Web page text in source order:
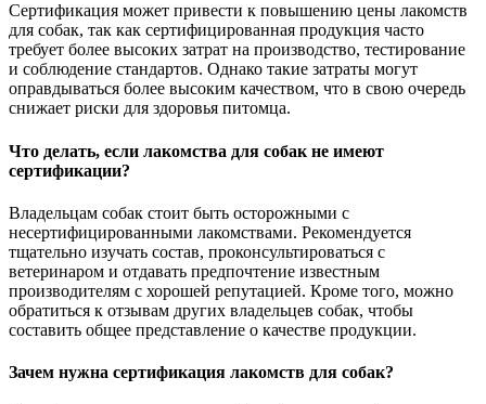
Сертификация может привести к повышению цены лакомств
для собак, так как сертифицированная продукция часто
требует более высоких затрат на производство, тестирование
и соблюдение стандартов. Однако такие затраты могут
оправдываться более высоким качеством, что в свою очередь
снижает риски для здоровья питомца.
Что делать, если лакомства для собак не имеют
сертификации?
Владельцам собак стоит быть осторожными с
несертифицированными лакомствами. Рекомендуется
тщательно изучать состав, проконсультироваться с
ветеринаром и отдавать предпочтение известным
производителям с хорошей репутацией. Кроме того, можно
обратиться к отзывам других владельцев собак, чтобы
составить общее представление о качестве продукции.
Зачем нужна сертификация лакомств для собак?